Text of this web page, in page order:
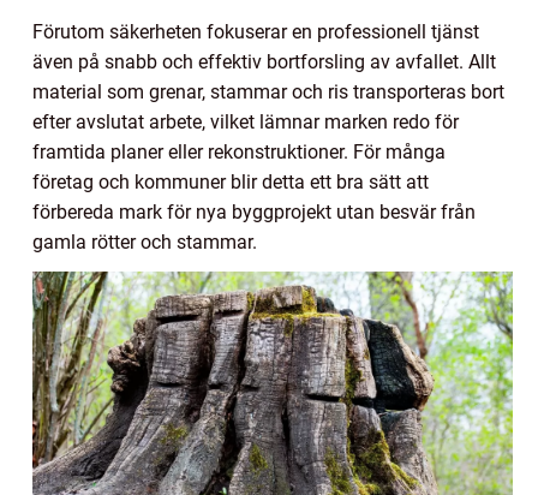
Förutom säkerheten fokuserar en professionell tjänst
även på snabb och effektiv bortforsling av avfallet. Allt
material som grenar, stammar och ris transporteras bort
efter avslutat arbete, vilket lämnar marken redo för
framtida planer eller rekonstruktioner. För många
företag och kommuner blir detta ett bra sätt att
förbereda mark för nya byggprojekt utan besvär från
gamla rötter och stammar.